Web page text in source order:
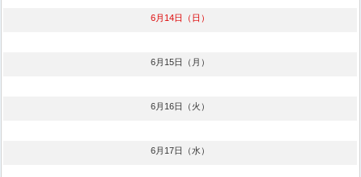
6月14日（日）
6月15日（月）
6月16日（火）
6月17日（水）